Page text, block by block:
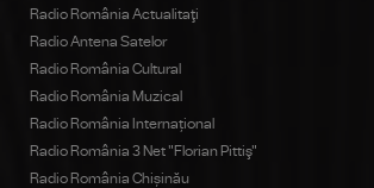
Radio România Actualitaţi
Radio Antena Satelor
Radio România Cultural
Radio România Muzical
Radio România Internațional
Radio România 3 Net "Florian Pittiş"
Radio România Chișinău